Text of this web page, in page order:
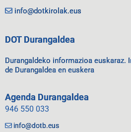
info@dotkirolak.eus
DOT Durangaldea
Durangaldeko informazioa euskaraz.
de Durangaldea en euskera
Agenda Durangaldea
946 550 033
info@dotb.eus